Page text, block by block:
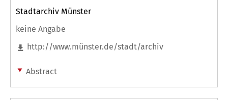
Stadtarchiv Münster
keine Angabe
http://www.münster.de/stadt/archiv
Abstract